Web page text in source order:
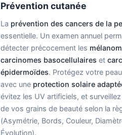
Prévention cutanée
La prévention des cancers de la
essentielle. Un examen annuel
détecter précocement les
carcinomes basocellulaires et
épidermoïdes. Protégez votre
avec une protection solaire
évitez les UV artificiels, et
de vos grains de beauté selon la
(Asymétrie, Bords, Couleur,
Évolution).